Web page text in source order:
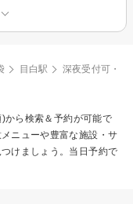
目白駅
深夜受付可・
から検索＆予約が可能で
ニューや豊富な施設・サ
けましょう。当日予約で